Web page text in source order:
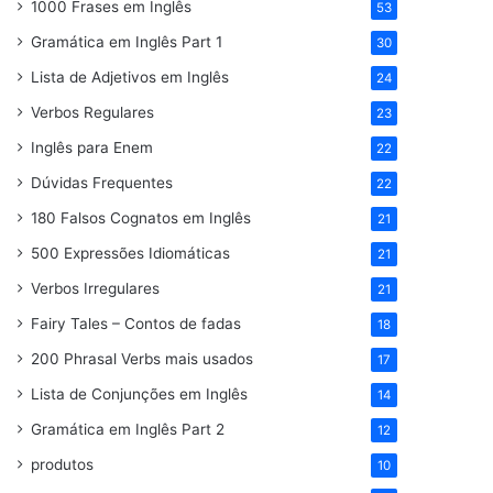
1000 Frases em Inglês 53
Gramática em Inglês Part 1 30
Lista de Adjetivos em Inglês 24
Verbos Regulares 23
Inglês para Enem 22
Dúvidas Frequentes 22
180 Falsos Cognatos em Inglês 21
500 Expressões Idiomáticas 21
Verbos Irregulares 21
Fairy Tales – Contos de fadas 18
200 Phrasal Verbs mais usados 17
Lista de Conjunções em Inglês 14
Gramática em Inglês Part 2 12
produtos 10